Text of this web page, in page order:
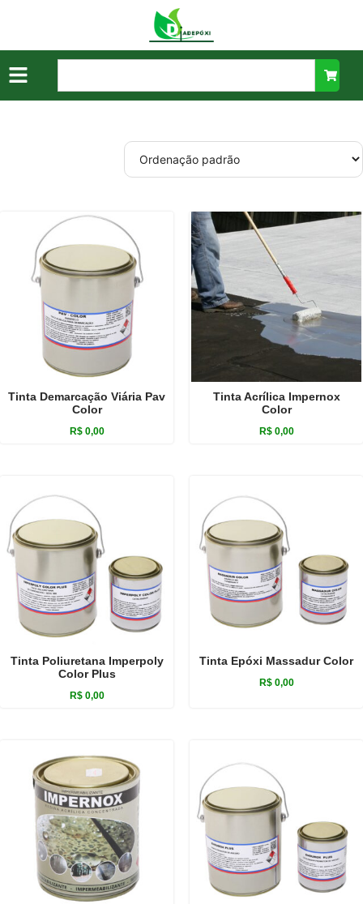
Tinta Demarcação Viária Pav
Color
R$0,00
Tinta Acrílica Impernox
Color
R$0,00
Tinta Poliuretana Imperpoly
Color Plus
R$0,00
Tinta Epóxi Massadur Color
R$0,00